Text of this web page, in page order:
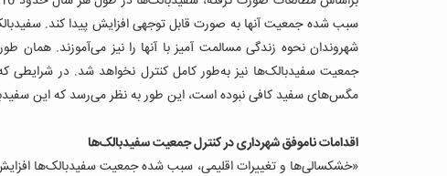
سبب شده جمعیت آنها به صورت قابل توجهی افزایش پیدا کند.
شهروندان نحوه زندگی مسالمت آمیز با آنها را نیز می‌آموزند.
جمعیت سفیدبالک‌ها نیز به‌طور کامل کنترل نخواهد شد. در شرایطی
مگس‌های سفید کافی نبوده است، این طور به نظر می‌رسد که این
اقدامات ناموفق شهرداری در کنترل جمعیت سفیدبالک‌ها
«خشکسالی‌ها و تغییرات اقلیمی، سبب شده جمعیت سفیدبالک‌ها